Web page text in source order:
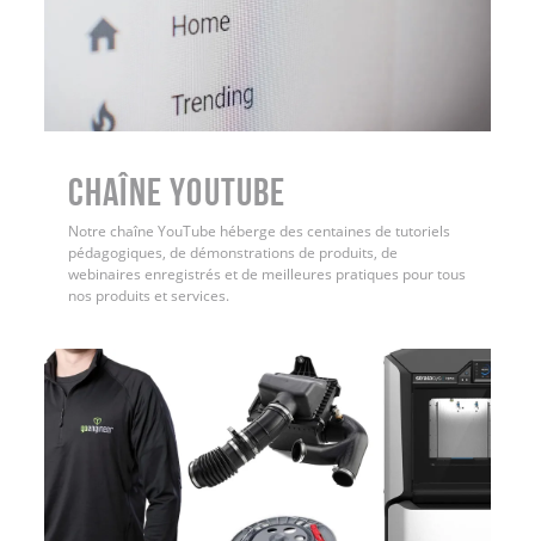
Chaîne YouTube
Notre chaîne YouTube héberge des centaines de tutoriels
pédagogiques, de démonstrations de produits, de
webinaires enregistrés et de meilleures pratiques pour tous
nos produits et services.